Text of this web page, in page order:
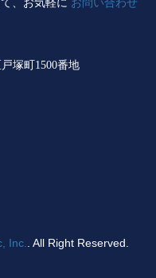
塚町1500番地
Inc. . All Right Reserved.